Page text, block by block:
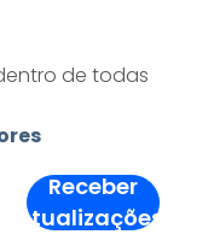
de todas
Receber
Atualizações!